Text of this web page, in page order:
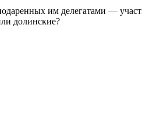
им делегатами —
долинские?